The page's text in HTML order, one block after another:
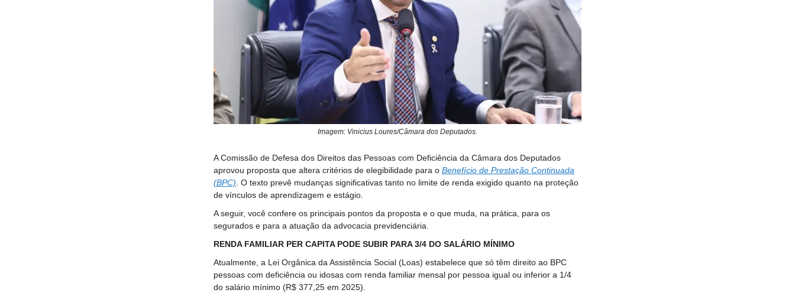
Imagem: Vinicius Loures/Câmara dos Deputados.
A Comissão de Defesa dos Direitos das Pessoas com Deficiência da Câmara dos Deputados
aprovou proposta que altera critérios de elegibilidade para o Benefício de Prestação Continuada
(BPC). O texto prevê mudanças significativas tanto no limite de renda exigido quanto na proteção
de vínculos de aprendizagem e estágio.
A seguir, você confere os principais pontos da proposta e o que muda, na prática, para os
segurados e para a atuação da advocacia previdenciária.
RENDA FAMILIAR PER CAPITA PODE SUBIR PARA 3/4 DO SALÁRIO MÍNIMO
Atualmente, a Lei Orgânica da Assistência Social (Loas) estabelece que só têm direito ao BPC
pessoas com deficiência ou idosas com renda familiar mensal por pessoa igual ou inferior a 1/4
do salário mínimo (R$ 377,25 em 2025).